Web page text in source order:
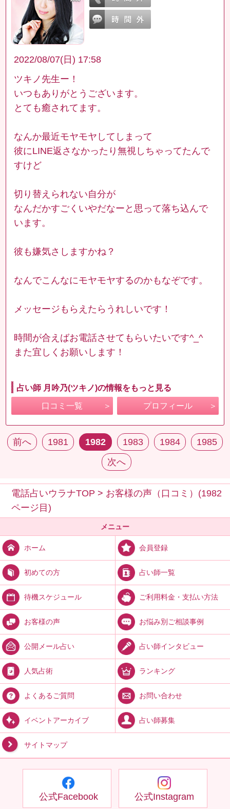
2022/08/07(日) 17:58
ツキノ先生ー！
いつもありがとうございます。
とても癒されてます。
なんか最近モヤモヤしてしまって
彼にLINE返さなかったり無視しちゃってたんで
すけど
切り替えられない自分が
なんだかすごくいやだなーと思って落ち込んで
います。
彼も嫌気さしますかね？
なんでこんなにモヤモヤするのかもなぞです。
メッセージもらえたらうれしいです！
時間が合えばお電話させてもらいたいです^_^
また宜しくお願いします！
占い師 月吟乃(ツキノ)の情報をもっと見る
口コミ一覧 プロフィール
前へ 1981 1982 1983 1984
1985
次へ
電話占いウラナTOP > お客様の声（口コミ）(1982
ページ目)
メニュー
ホーム 会員登録
初めての方 占い師一覧
待機スケジュール ご利用料金・支払い方法
お客様の声 お悩み別ご相談事例
公開メール占い 占い師インタビュー
人気占術 ランキング
よくあるご質問 お問い合わせ
イベントアーカイブ 占い師募集
サイトマップ
公式Facebook 公式Instagram